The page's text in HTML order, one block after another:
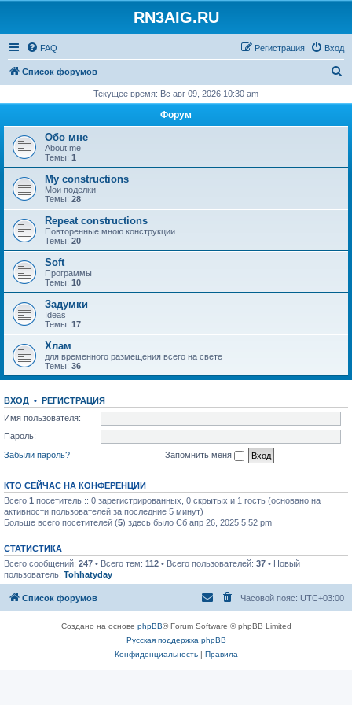
RN3AIG.RU
FAQ Вход
Регистрация
Список форумов
с
Текущее время: Вс авг 09, 2026 10:30 am
Форум
Обо мне
About me
Темы: 1
My constructions
Мои поделки
Темы: 28
Repeat constructions
Повторенные мною конструкции
Темы: 20
Soft
Программы
Темы: 10
Задумки
Ideas
Темы: 17
Хлам
для временного размещения всего на свете
Темы: 36
ВХОД • РЕГИСТРАЦИЯ
Имя пользователя:
Пароль:
Забыли пароль?
Запомнить меня
КТО СЕЙЧАС НА КОНФЕРЕНЦИИ
Всего 1 посетитель :: 0 зарегистрированных, 0 скрытых и 1 гость (основано на
активности пользователей за последние 5 минут)
Больше всего посетителей (5) здесь было Сб апр 26, 2025 5:52 pm
СТАТИСТИКА
Всего сообщений: 247 • Всего тем: 112 • Всего пользователей: 37 • Новый
пользователь: Tohhatyday
Список форумов Часовой пояс: UTC+03:00
Создано на основе phpBB® Forum Software © phpBB Limited
Русская поддержка phpBB
Конфиденциальность| Правила